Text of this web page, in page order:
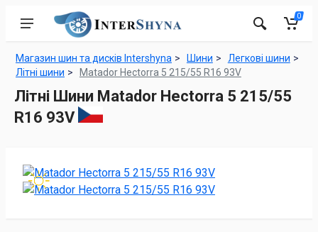
0
Магазин шин та дисків Intershyna Шини
Легкові шини
Літні шини
Matador Hectorra 5 215/55 R16 93V
Літні Шини Matador Hectorra 5 215/55
R16 93V